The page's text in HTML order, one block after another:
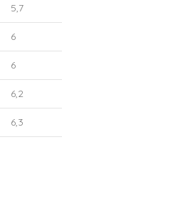
5,7
6
6
6,2
6,3